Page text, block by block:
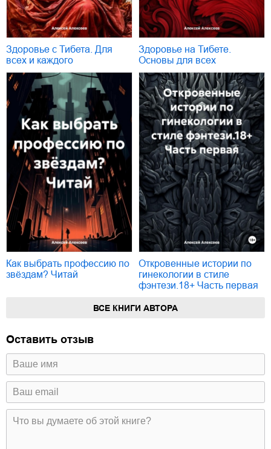
Здоровье с Тибета. Для
всех и каждого
Здоровье на Тибете.
Основы для всех
Как выбрать профессию по
звёздам? Читай
Откровенные истории по
гинекологии в стиле
фэнтези.18+ Часть первая
ВСЕ КНИГИ АВТОРА
Оставить отзыв